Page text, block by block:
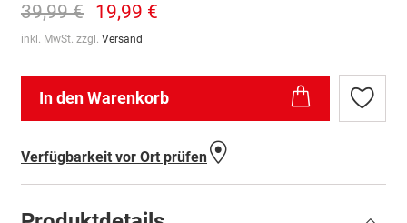
39,99 € 19,99 €
inkl. MwSt. zzgl. Versand
In den Warenkorb
Zur
Verfügbarkeit vor Ort prüfen